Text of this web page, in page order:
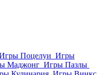
Поцелуи Игры
Маджонг Игры Пазлы